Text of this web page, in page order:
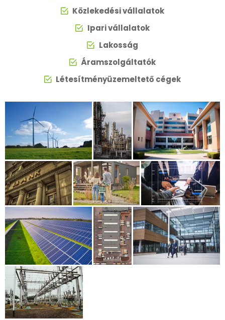
Közlekedési vállalatok
Ipari vállalatok
Lakosság
Áramszolgáltatók
Létesítményüzemeltető cégek